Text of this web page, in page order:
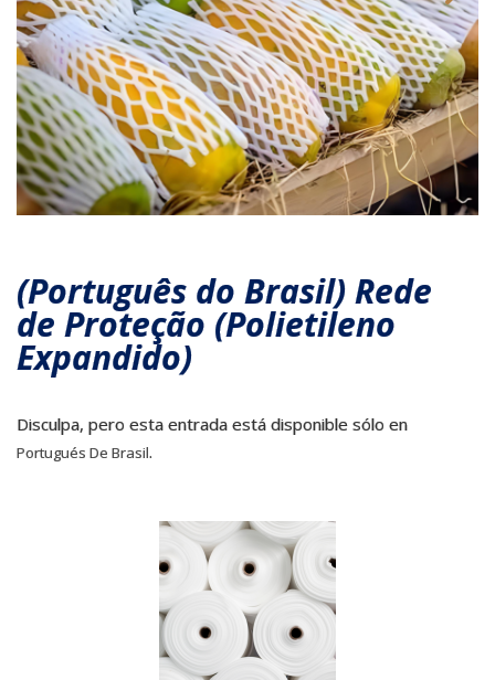
(Português do Brasil) Rede
de Proteção (Polietileno
Expandido)
Disculpa, pero esta entrada está disponible sólo en
Portugués De Brasil.